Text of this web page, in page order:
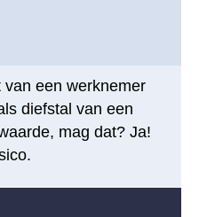
een werknemer
diefstal van een
mag dat? Ja!